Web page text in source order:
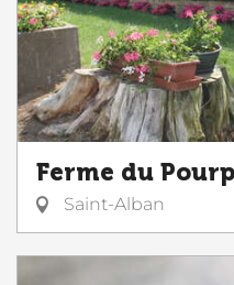
Ferme du
Saint-Alban